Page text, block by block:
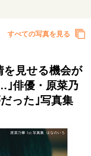
いう決断
アを拓く
すべての写真を見る
を見せる機会が
俳優・原菜乃
った｣写真集